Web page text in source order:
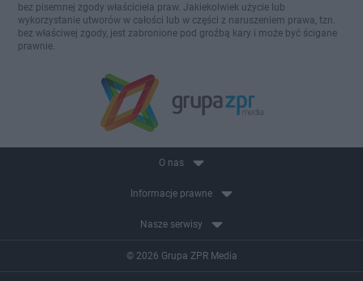
bez pisemnej zgody właściciela praw. Jakiekolwiek użycie lub
wykorzystanie utworów w całości lub w części z naruszeniem prawa, tzn.
bez właściwej zgody, jest zabronione pod groźbą kary i może być ścigane
prawnie.
O nas
Informacje prawne
Nasze serwisy
© 2026 Grupa ZPR Media